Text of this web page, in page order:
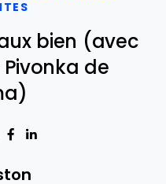
bien (avec
de
through Email
page
on Pinterest
Share on Twitter
Share on